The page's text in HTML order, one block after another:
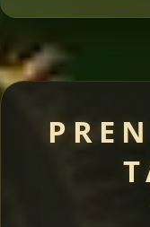
Mixed
Meat